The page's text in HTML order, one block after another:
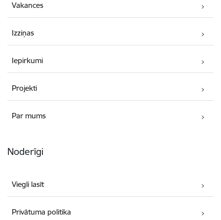
Vakances
Izziņas
Iepirkumi
Projekti
Par mums
Noderīgi
Viegli lasīt
Privātuma politika